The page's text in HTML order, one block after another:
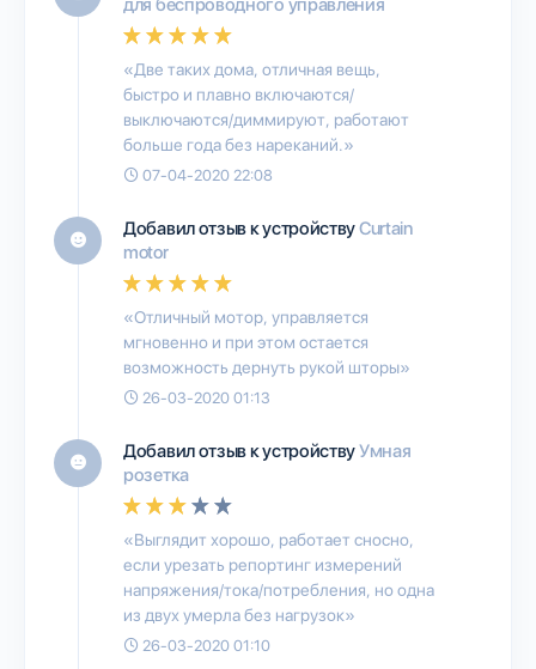
«Две таких дома, отличная вещь,
быстро и плавно включаются/
выключаются/диммируют, работают
больше года без нареканий.»
07-04-2020 22:08
Добавил отзыв к устройствуCurtain
motor
«Отличный мотор, управляется
мгновенно и при этом остается
возможность дернуть рукой шторы»
26-03-2020 01:13
Добавил отзыв к устройствуУмная
розетка
«Выглядит хорошо, работает сносно,
если урезать репортинг измерений
напряжения/тока/потребления, но одна
из двух умерла без нагрузок»
26-03-2020 01:10